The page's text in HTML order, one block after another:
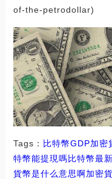
of-the-petrodollar)
Tags： 比特幣GDP加密
特幣能提現嗎比特幣最
貨幣是什么意思啊加密